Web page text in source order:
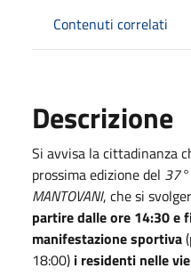
Contenuti correlati
Descrizione
Si avvisa la cittadinanza
prossima edizione del 37°
MANTOVANI, che si
partire dalle ore 14:30 e
manifestazione sportiva
18:00) i residenti nelle